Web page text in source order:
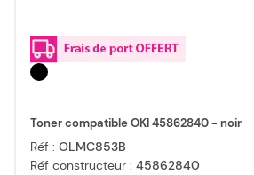
Toner compatible OKI 45862840 - noir
Réf : OLMC853B
Réf constructeur : 45862840